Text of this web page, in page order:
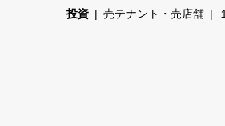
投資 売テナント・売店舗